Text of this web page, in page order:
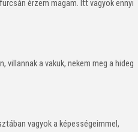
érzem magam. Itt vagyok ennyi
a vakuk, nekem meg a hideg
vagyok a képességeimmel,